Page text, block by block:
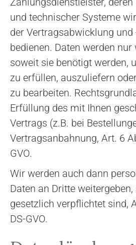
und technischer Systeme
der Vertragsabwicklung
bedienen. Daten werden nur
soweit sie benötigt werden,
zu erfüllen, auszuliefern
zu bearbeiten.
Erfüllung des mit Ihnen
Vertrags (z.B. bei
Vertragsanbahnung, Art. 6
GVO.
Wir werden auch dann
Daten an Dritte
gesetzlich verpflichtet sind,
DS-GVO.